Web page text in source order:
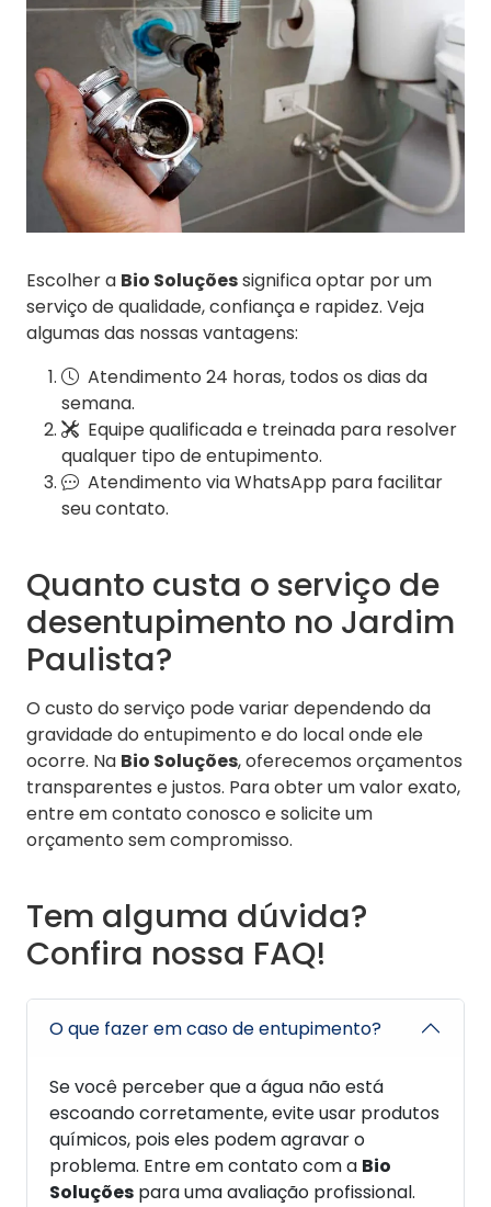
Escolher a Bio Soluçõessignifica optar por um
serviço de qualidade, confiança e rapidez. Veja
algumas das nossas vantagens:
Atendimento 24 horas, todos os dias da
semana.
Equipe qualificada e treinada para resolver
qualquer tipo de entupimento.
Atendimento via WhatsApp para facilitar
seu contato.
Quanto custa o serviço de
desentupimento no Jardim
Paulista?
O custo do serviço pode variar dependendo da
gravidade do entupimento e do local onde ele
ocorre. Na Bio Soluções, oferecemos orçamentos
transparentes e justos. Para obter um valor exato,
entre em contato conosco e solicite um
orçamento sem compromisso.
Tem alguma dúvida?
Confira nossa FAQ!
O que fazer em caso de entupimento?
Se você perceber que a água não está
escoando corretamente, evite usar produtos
químicos, pois eles podem agravar o
problema. Entre em contato com a Bio
Soluções para uma avaliação profissional.